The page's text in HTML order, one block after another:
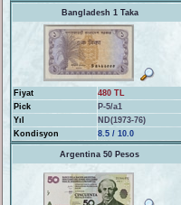
Bangladesh 1 Taka
Fiyat
480 TL
Pick
P-5/a1
Yıl
ND(1973-76)
Kondisyon
8.5 / 10.0
Argentina 50 Pesos